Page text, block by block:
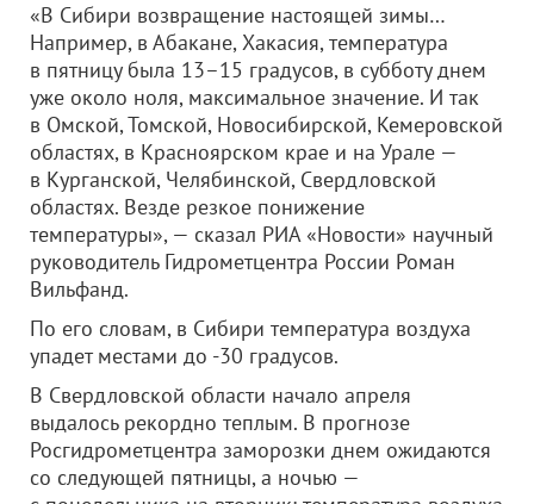
«В Сибири возвращение настоящей зимы…
Например, в Абакане, Хакасия, температура
в пятницу была 13–15 градусов, в субботу днем
уже около ноля, максимальное значение. И так
в Омской, Томской, Новосибирской, Кемеровской
областях, в Красноярском крае и на Урале —
в Курганской, Челябинской, Свердловской
областях. Везде резкое понижение
температуры», — сказал РИА «Новости» научный
руководитель Гидрометцентра России Роман
Вильфанд.
По его словам, в Сибири температура воздуха
упадет местами до -30 градусов.
В Свердловской области начало апреля
выдалось рекордно теплым. В прогнозе
Росгидрометцентра заморозки днем ожидаются
со следующей пятницы, а ночью —